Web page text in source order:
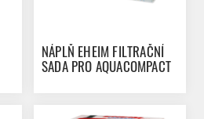
NÁPLŇ EHEIM FILTRAČNÍ
SADA PRO AQUACOMPACT